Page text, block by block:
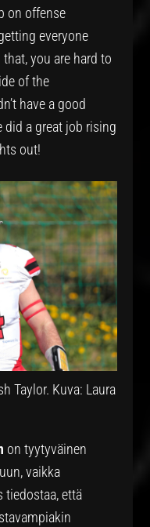
on offense
everyone
you are hard to
of the
have a good
did a great job rising
out!
Taylor. Kuva: Laura
on tyytyväinen
vaikka
tiedostaa, että